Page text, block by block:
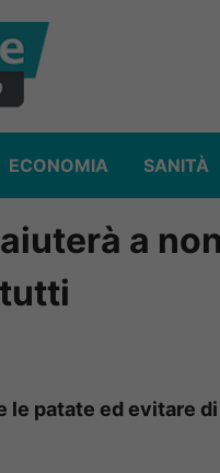
ECONOMIA SANITÀ
a
patate ed evitare